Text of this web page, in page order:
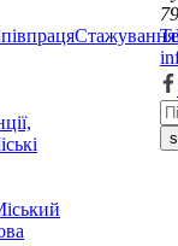
Стажування